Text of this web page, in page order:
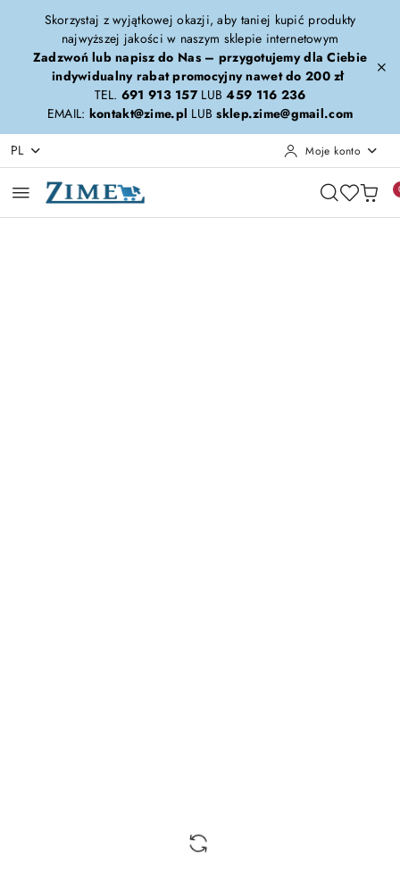
Przejdź do treści głównej
Przejdź do wyszukiwarki
Przejdź do moje konto
Przejdź do menu głównego
Przejdź do opisu produktu
Przejdź do stopki
Skorzystaj z wyjątkowej okazji, aby taniej kupić produkty
najwyższej jakości w naszym sklepie internetowym
Zadzwoń lub napisz do Nas – przygotujemy dla Ciebie
indywidualny rabat promocyjny nawet do 200 zł
TEL. 691 913 157LUB459 116 236
EMAIL: kontakt@zime.pl LUBsklep.zime@gmail.com
PL Moje konto